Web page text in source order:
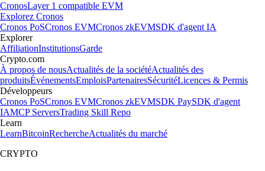
CronosLayer 1 compatible EVM
Explorez Cronos
Cronos PoSCronos EVMCronos zkEVMSDK d'agent IA
Explorer
AffiliationInstitutionsGarde
Crypto.com
À propos de nousActualités de la sociétéActualités des
produitsÉvénementsEmploisPartenairesSécuritéLicences & Permis
Développeurs
Cronos PoSCronos EVMCronos zkEVMSDK PaySDK d'agent
IAMCP ServersTrading Skill Repo
Learn
LearnBitcoinRechercheActualités du marché
CRYPTO